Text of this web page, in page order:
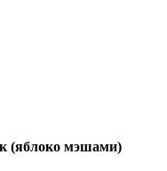
(яблоко мэшами)